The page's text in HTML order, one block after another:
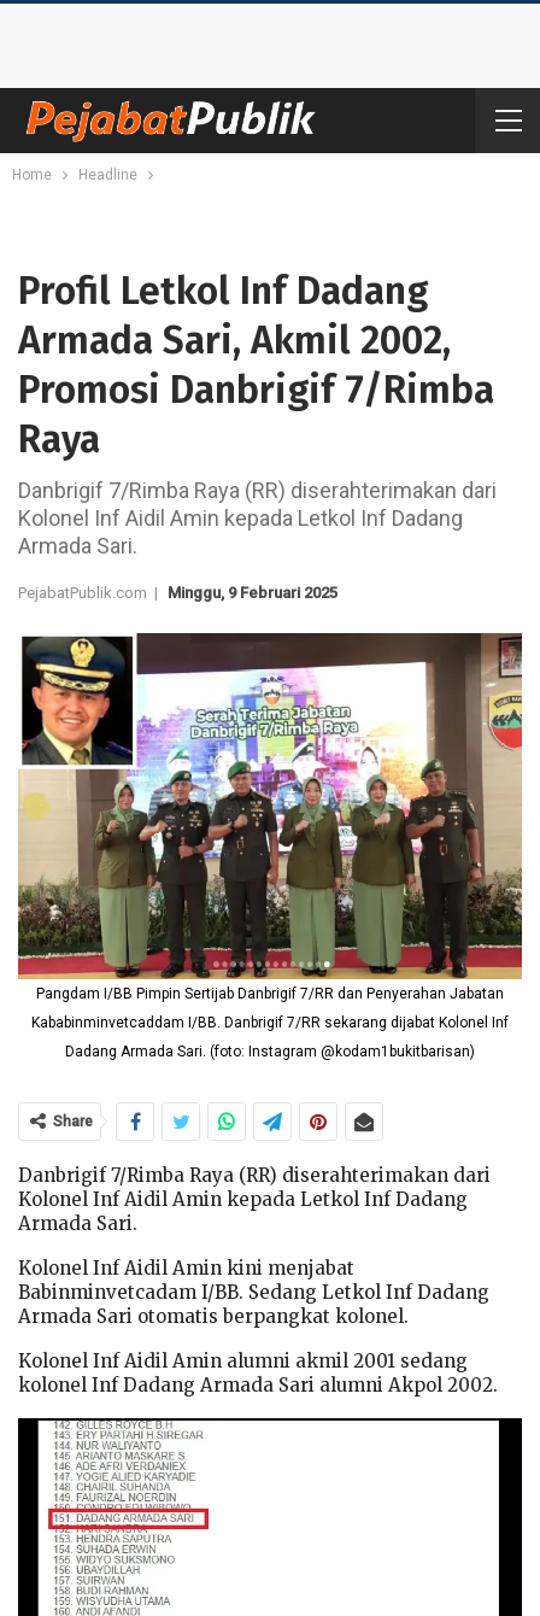
Home Headline
Profil Letkol Inf Dadang
Armada Sari, Akmil 2002,
Promosi Danbrigif 7/Rimba
Raya
Danbrigif 7/Rimba Raya (RR) diserahterimakan dari
Kolonel Inf Aidil Amin kepada Letkol Inf Dadang
Armada Sari.
PejabatPublik.com | Minggu, 9 Februari 2025
Pangdam I/BB Pimpin Sertijab Danbrigif 7/RR dan Penyerahan Jabatan
Kababinminvetcaddam I/BB. Danbrigif 7/RR sekarang dijabat Kolonel Inf
Dadang Armada Sari. (foto: Instagram @kodam1bukitbarisan)
Share
Danbrigif 7/Rimba Raya (RR) diserahterimakan dari
Kolonel Inf Aidil Amin kepada Letkol Inf Dadang
Armada Sari.
Kolonel Inf Aidil Amin kini menjabat
Babinminvetcadam I/BB. Sedang Letkol Inf Dadang
Armada Sari otomatis berpangkat kolonel.
Kolonel Inf Aidil Amin alumni akmil 2001 sedang
kolonel Inf Dadang Armada Sari alumni Akpol 2002.